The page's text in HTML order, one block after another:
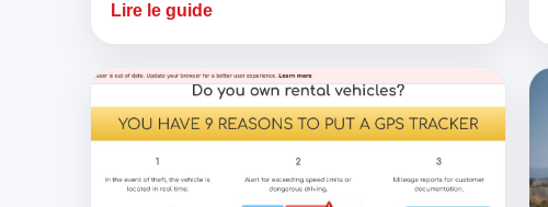
Lire le guide